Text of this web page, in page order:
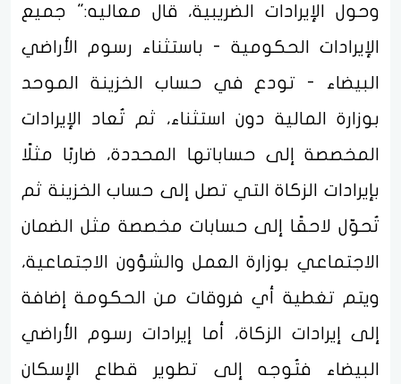
وحول الإيرادات الضريبية، قال معاليه:" جميع
الإيرادات الحكومية - باستثناء رسوم الأراضي
البيضاء - تودع في حساب الخزينة الموحد
بوزارة المالية دون استثناء، ثم تُعاد الإيرادات
المخصصة إلى حساباتها المحددة، ضاربًا مثلًا
بإيرادات الزكاة التي تصل إلى حساب الخزينة ثم
تُحوّل لاحقًا إلى حسابات مخصصة مثل الضمان
الاجتماعي بوزارة العمل والشؤون الاجتماعية،
ويتم تغطية أي فروقات من الحكومة إضافة
إلى إيرادات الزكاة، أما إيرادات رسوم الأراضي
البيضاء فتُوجه إلى تطوير قطاع الإسكان